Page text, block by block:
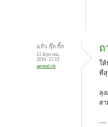
แก้ว กุ๊ก กิ๊ก
11 มิถุนายน,
2010 - 22:13
permalink
ถ
ใ
ที่
ลุ
สา
---